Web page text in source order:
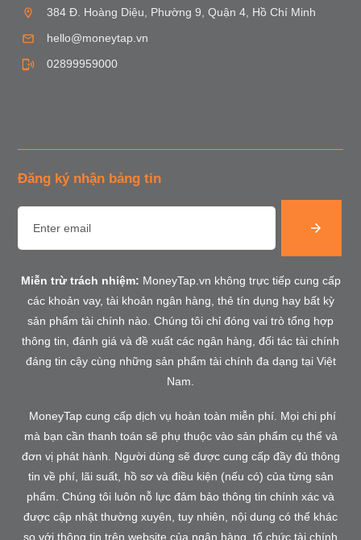
384 Đ. Hoàng Diệu, Phường 9, Quận 4, Hồ Chí Minh
hello@moneytap.vn
02899959000
Đăng ký nhận bảng tin
Miễn trừ trách nhiệm: MoneyTap.vn không trực tiếp cung cấp
các khoản vay, tài khoản ngân hàng, thẻ tín dụng hay bất kỳ
sản phẩm tài chính nào. Chúng tôi chỉ đóng vai trò tổng hợp
thông tin, đánh giá và đề xuất các ngân hàng, đối tác tài chính
đáng tin cậy cùng những sản phẩm tài chính đa dạng tại Việt
Nam.
MoneyTap cung cấp dịch vụ hoàn toàn miễn phí. Mọi chi phí
mà bạn cần thanh toán sẽ phụ thuộc vào sản phẩm cụ thể và
đơn vị phát hành. Người dùng sẽ được cung cấp đầy đủ thông
tin về phí, lãi suất, hồ sơ và điều kiện (nếu có) của từng sản
phẩm. Chúng tôi luôn nỗ lực đảm bảo thông tin chính xác và
được cập nhật thường xuyên, tuy nhiên, nội dung có thể khác
so với thông tin trên website của ngân hàng, tổ chức tài chính